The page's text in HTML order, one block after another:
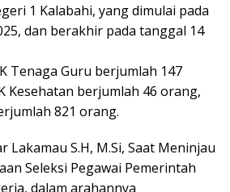
1 Kalabahi, yang dimulai pada
dan berakhir pada tanggal 14
Tenaga Guru berjumlah 147
Kesehatan berjumlah 46 orang,
821 orang.
Lakamau S.H, M.Si, Saat Meninjau
Seleksi Pegawai Pemerintah
dalam arahannya